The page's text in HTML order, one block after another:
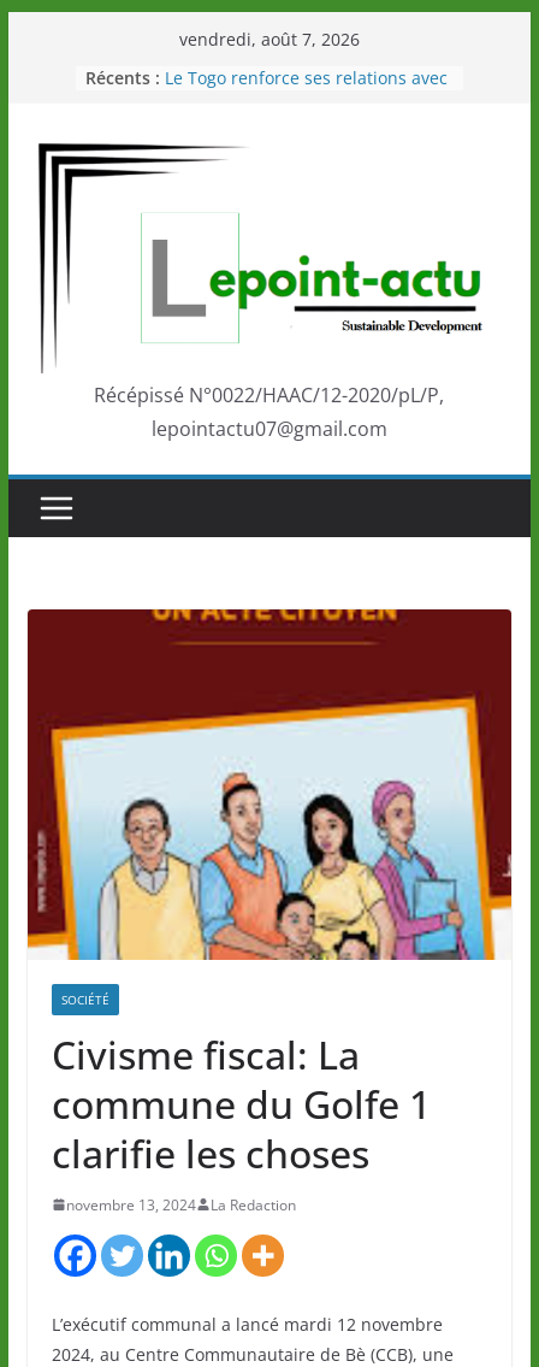
vendredi, août 7, 2026
Récents : Le Togo renforce ses relations avec
Éléphants en Côte d’Ivoire
LOTO DETENTE”, un nouveau tirage
marque de confiance au Togo sur
la scène internationale au-delà des
performances de ses athlètes
Togo: Que retenir de la politique
éducation et de l’ambition de
Récépissé N°0022/HAAC/12-2020/pL/P,
lepointactu07@gmail.com
SOCIÉTÉ
Civisme fiscal: La
commune du Golfe 1
clarifie les choses
novembre 13, 2024 La Redaction
L’exécutif communal a lancé mardi 12 novembre
2024, au Centre Communautaire de Bè (CCB), une